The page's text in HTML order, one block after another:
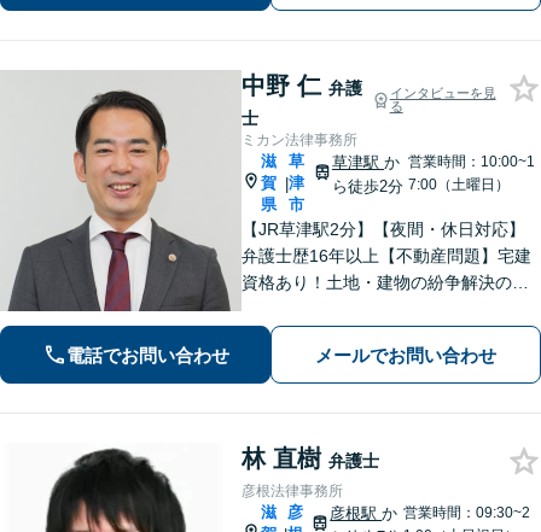
【無料駐車場あり】
中野 仁 弁護
士
インタビューを見
る
ミカン法律事務所
滋
賀
県
|
草
津
市
草津駅 か
ら徒歩2分
営業時間：10:00~1
7:00（土曜日）
【JR草津駅2分】【夜間・休日対応】
弁護士歴16年以上【不動産問題】宅建
資格あり！土地・建物の紛争解決の経
トラブル／住宅ローン絡みの財産分与
の解決【法人破産】会社破産に注力
【相続】相続問題に関する経験多数、
遺産分割
電話でお問い合わせ メールでお問い合わせ
林 直樹 弁護士
彦根法律事務所
滋
彦
彦根駅か 営業時間：09:30~2